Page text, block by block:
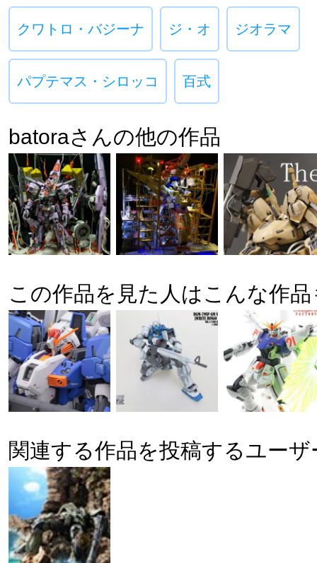
クワトロ・バジーナ ジ・オ ジオラマ
パプテマス・シロッコ 百式
batoraさんの他の作品
この作品を見た人はこんな作
関連する作品を投稿するユーザ